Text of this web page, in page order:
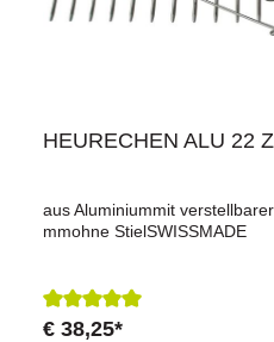
HEURECHEN ALU 22
aus Aluminiummit
mmohne StielSWISSMADE
Durchschnittliche
€ 38,25*